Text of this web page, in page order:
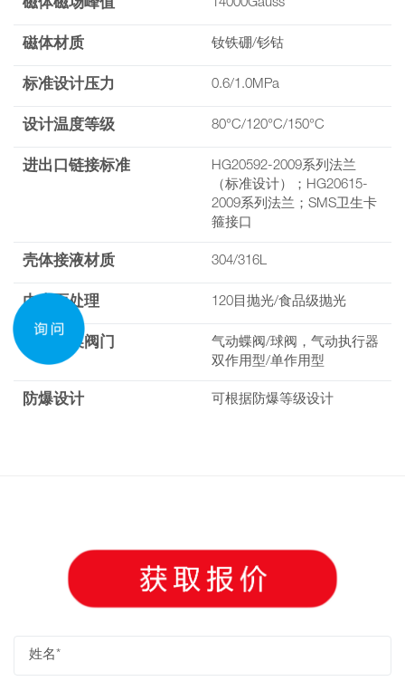
磁体磁场峰值 14000Gauss
磁体材质 钕铁硼/钐钴
标准设计压力 0.6/1.0MPa
设计温度等级 80°C/120°C/150°C
进出口链接标准
HG20592-2009系列法兰
（标准设计）；HG20615-
2009系列法兰；SMS卫生卡
箍接口
壳体接液材质 304/316L
内表面处理 120目抛光/食品级抛光
液体切换阀门
气动蝶阀/球阀，气动执行器
双作用型/单作用型
防爆设计 可根据防爆等级设计